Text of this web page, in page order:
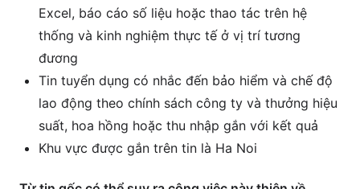
Excel, báo cáo số liệu hoặc thao tác trên hệ
thống và kinh nghiệm thực tế ở vị trí tương
đương
Tin tuyển dụng có nhắc đến bảo hiểm và chế độ
lao động theo chính sách công ty và thưởng hiệu
suất, hoa hồng hoặc thu nhập gắn với kết quả
Khu vực được gắn trên tin là Ha Noi